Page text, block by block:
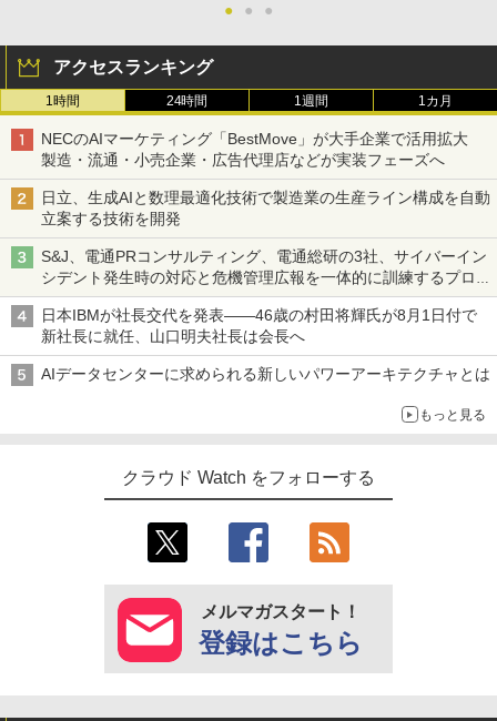
●
● ●
アクセスランキング
1時間 24時間 1週間 1カ月
NECのAIマーケティング「BestMove」が大手企業で活用拡大
製造・流通・小売企業・広告代理店などが実装フェーズへ
日立、生成AIと数理最適化技術で製造業の生産ライン構成を自動
立案する技術を開発
S&J、電通PRコンサルティング、電通総研の3社、サイバーイン
シデント発生時の対応と危機管理広報を一体的に訓練するプログ
ラムを提供
日本IBMが社長交代を発表――46歳の村田将輝氏が8月1日付で
新社長に就任、山口明夫社長は会長へ
AIデータセンターに求められる新しいパワーアーキテクチャとは
もっと見る
クラウド Watch をフォローする
メルマガスタート！
登録はこちら